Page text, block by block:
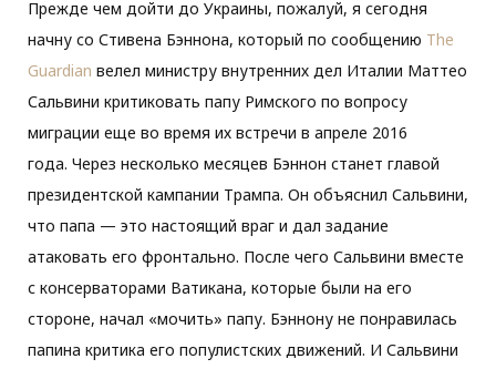
o
k
r
a
Прежде чем дойти до Украины, пожалуй, я сегодня
начну со Стивена Бэннона, который по сообщению The
Guardian велел министру внутренних дел Италии Маттео
Сальвини критиковать папу Римского по вопросу
миграции еще во время их встречи в апреле 2016
года. Через несколько месяцев Бэннон станет главой
президентской кампании Трампа. Он объяснил Сальвини,
что папа — это настоящий враг и дал задание
атаковать его фронтально. После чего Сальвини вместе
с консерваторами Ватикана, которые были на его
стороне, начал «мочить» папу. Бэннону не понравилась
папина критика его популистских движений. И Сальвини